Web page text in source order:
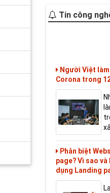
Tin công
Corona trong
Phân biệt
page? Vì sao
dụng Landing